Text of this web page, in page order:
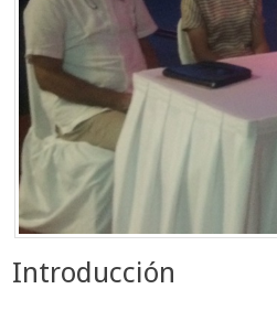
Introducción